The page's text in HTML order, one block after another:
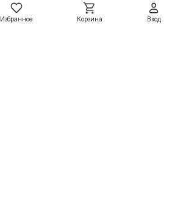
Избранное Корзина Вход